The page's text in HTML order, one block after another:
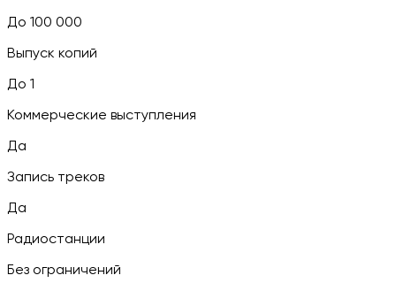
До 100 000
Выпуск копий
До 1
Коммерческие выступления
Да
Запись треков
Да
Радиостанции
Без ограничений